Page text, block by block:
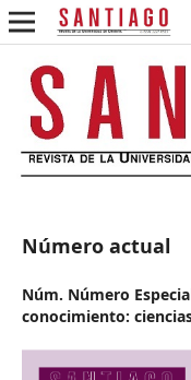
Número actual
Núm. Número
conocimiento: